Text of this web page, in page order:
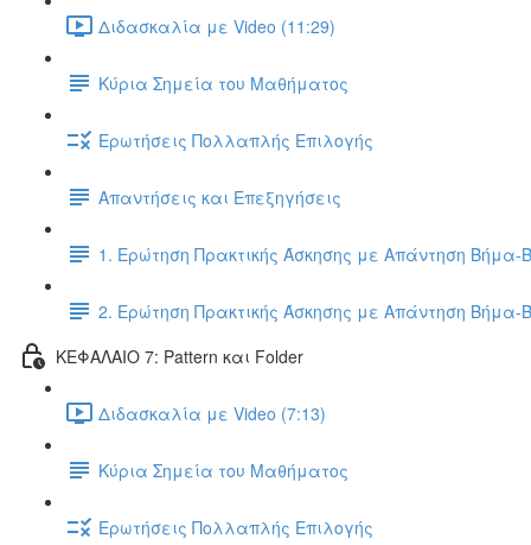
Διδασκαλία με Video (11:29)
Κύρια Σημεία του Μαθήματος
Ερωτήσεις Πολλαπλής Επιλογής
Απαντήσεις και Επεξηγήσεις
1. Ερώτηση Πρακτικής Άσκησης με Απάντηση Βήμα-
2. Ερώτηση Πρακτικής Άσκησης με Απάντηση Βήμα-
ΚΕΦΑΛΑΙΟ 7: Pattern και Folder
Διδασκαλία με Video (7:13)
Κύρια Σημεία του Μαθήματος
Ερωτήσεις Πολλαπλής Επιλογής